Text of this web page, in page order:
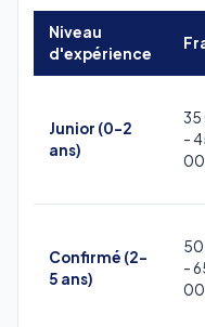
Niveau
d'expérience
Junior (0-2
ans)
-
Confirmé (2-
5 ans)
-